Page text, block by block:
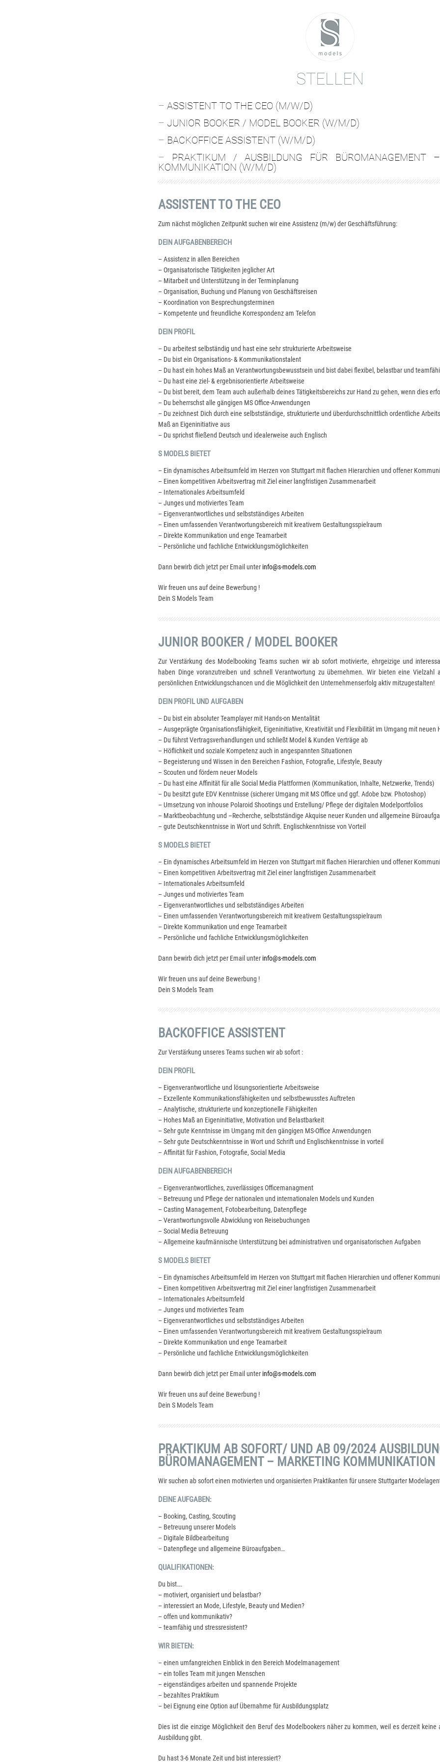
STELLEN
– ASSISTENT TO THE CEO (M/W/D)
– JUNIOR BOOKER / MODEL BOOKER (W/M/D)
– BACKOFFICE ASSISTENT (W/M/D)
– PRAKTIKUM / AUSBILDUNG FÜR BÜROMANAGEMENT
KOMMUNIKATION (W/M/D)
ASSISTENT TO THE CEO
Zum nächst möglichen Zeitpunkt suchen wir eine Assistenz (m/w) der Geschäftsführung:
DEIN AUFGABENBEREICH
– Assistenz in allen Bereichen
– Organisatorische Tätigkeiten jeglicher Art
– Mitarbeit und Unterstützung in der Terminplanung
– Organisation, Buchung und Planung von Geschäftsreisen
– Koordination von Besprechungsterminen
– Kompetente und freundliche Korrespondenz am Telefon
DEIN PROFIL
– Du arbeitest selbständig und hast eine sehr strukturierte Arbeitsweise
– Du bist ein Organisations- & Kommunikationstalent
– Du hast ein hohes Maß an Verantwortungsbewusstsein und bist dabei flexibel, belastbar und
– Du hast eine ziel- & ergebnisorientierte Arbeitsweise
– Du bist bereit, dem Team auch außerhalb deines Tätigkeitsbereichs zur Hand zu gehen, wenn dies
– Du beherrschst alle gängigen MS Office-Anwendungen
– Du zeichnest Dich durch eine selbstständige, strukturierte und überdurchschnittlich ordentliche
Maß an Eigeninitiative aus
– Du sprichst fließend Deutsch und idealerweise auch Englisch
S MODELS BIETET
– Ein dynamisches Arbeitsumfeld im Herzen von Stuttgart mit flachen Hierarchien und offener
– Einen kompetitiven Arbeitsvertrag mit Ziel einer langfristigen Zusammenarbeit
– Internationales Arbeitsumfeld
– Junges und motiviertes Team
– Eigenverantwortliches und selbstständiges Arbeiten
– Einen umfassenden Verantwortungsbereich mit kreativem Gestaltungsspielraum
– Direkte Kommunikation und enge Teamarbeit
– Persönliche und fachliche Entwicklungsmöglichkeiten
Dann bewirb dich jetzt per Email unter info@s-models.com
Wir freuen uns auf deine Bewerbung !
Dein S Models Team
JUNIOR BOOKER / MODEL BOOKER
Zur Verstärkung des Modelbooking Teams suchen wir ab sofort motivierte, ehrgeizige und
haben Dinge voranzutreiben und schnell Verantwortung zu übernehmen. Wir bieten eine Vielzahl
persönlichen Entwicklungschancen und die Möglichkeit den Unternehmenserfolg aktiv mitzugestalten!
DEIN PROFIL UND AUFGABEN
– Du bist ein absoluter Teamplayer mit Hands-on Mentalität
– Ausgeprägte Organisationsfähigkeit, Eigeninitiative, Kreativität und Flexibilität im Umgang mit neuen
– Du führst Vertragsverhandlungen und schließt Model & Kunden Verträge ab
– Höflichkeit und soziale Kompetenz auch in angespannten Situationen
– Begeisterung und Wissen in den Bereichen Fashion, Fotografie, Lifestyle, Beauty
– Scouten und fördern neuer Models
– Du hast eine Affinität für alle Social Media Plattformen (Kommunikation, Inhalte, Netzwerke, Trends)
– Du besitzt gute EDV Kenntnisse (sicherer Umgang mit MS Office und ggf. Adobe bzw. Photoshop)
– Umsetzung von inhouse Polaroid Shootings und Erstellung/ Pflege der digitalen Modelportfolios
– Marktbeobachtung und –Recherche, selbstständige Akquise neuer Kunden und allgemeine
– gute Deutschkenntnisse in Wort und Schrift. Englischkenntnisse von Vorteil
S MODELS BIETET
– Ein dynamisches Arbeitsumfeld im Herzen von Stuttgart mit flachen Hierarchien und offener
– Einen kompetitiven Arbeitsvertrag mit Ziel einer langfristigen Zusammenarbeit
– Internationales Arbeitsumfeld
– Junges und motiviertes Team
– Eigenverantwortliches und selbstständiges Arbeiten
– Einen umfassenden Verantwortungsbereich mit kreativem Gestaltungsspielraum
– Direkte Kommunikation und enge Teamarbeit
– Persönliche und fachliche Entwicklungsmöglichkeiten
Dann bewirb dich jetzt per Email unter info@s-models.com
Wir freuen uns auf deine Bewerbung !
Dein S Models Team
BACKOFFICE ASSISTENT
Zur Verstärkung unseres Teams suchen wir ab sofort :
DEIN PROFIL
– Eigenverantwortliche und lösungsorientierte Arbeitsweise
– Exzellente Kommunikationsfähigkeiten und selbstbewusstes Auftreten
– Analytische, strukturierte und konzeptionelle Fähigkeiten
– Hohes Maß an Eigeninitiative, Motivation und Belastbarkeit
– Sehr gute Kenntnisse im Umgang mit den gängigen MS-Office Anwendungen
– Sehr gute Deutschkenntnisse in Wort und Schrift und Englischkenntnisse in vorteil
– Affinität für Fashion, Fotografie, Social Media
DEIN AUFGABENBEREICH
– Eigenverantwortliches, zuverlässiges Officemanagment
– Betreuung und Pflege der nationalen und internationalen Models und Kunden
– Casting Management, Fotobearbeitung, Datenpflege
– Verantwortungsvolle Abwicklung von Reisebuchungen
– Social Media Betreuung
– Allgemeine kaufmännische Unterstützung bei administrativen und organisatorischen Aufgaben
S MODELS BIETET
– Ein dynamisches Arbeitsumfeld im Herzen von Stuttgart mit flachen Hierarchien und offener
– Einen kompetitiven Arbeitsvertrag mit Ziel einer langfristigen Zusammenarbeit
– Internationales Arbeitsumfeld
– Junges und motiviertes Team
– Eigenverantwortliches und selbstständiges Arbeiten
– Einen umfassenden Verantwortungsbereich mit kreativem Gestaltungsspielraum
– Direkte Kommunikation und enge Teamarbeit
– Persönliche und fachliche Entwicklungsmöglichkeiten
Dann bewirb dich jetzt per Email unter info@s-models.com
Wir freuen uns auf deine Bewerbung !
Dein S Models Team
PRAKTIKUM AB SOFORT/ UND AB 09/2024
BÜROMANAGEMENT – MARKETING KOMMUNIKATION
Wir suchen ab sofort einen motivierten und organisierten Praktikanten für unsere Stuttgarter
DEINE AUFGABEN:
– Booking, Casting, Scouting
– Betreuung unserer Models
– Digitale Bildbearbeitung
– Datenpflege und allgemeine Büroaufgaben…
QUALIFIKATIONEN:
Du bist….
– motiviert, organisiert und belastbar?
– interessiert an Mode, Lifestyle, Beauty und Medien?
– offen und kommunikativ?
– teamfähig und stressresistent?
WIR BIETEN:
– einen umfangreichen Einblick in den Bereich Modelmanagement
– ein tolles Team mit jungen Menschen
– eigenständiges arbeiten und spannende Projekte
– bezahltes Praktikum
– bei Eignung eine Option auf Übernahme für Ausbildungsplatz
Dies ist die einzige Möglichkeit den Beruf des Modelbookers näher zu kommen, weil es derzeit keine
Ausbildung gibt.
Du hast 3-6 Monate Zeit und bist interessiert?